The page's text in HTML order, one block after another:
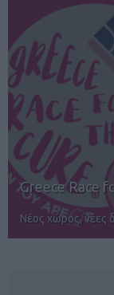
12ος TUI
Αγώνες για